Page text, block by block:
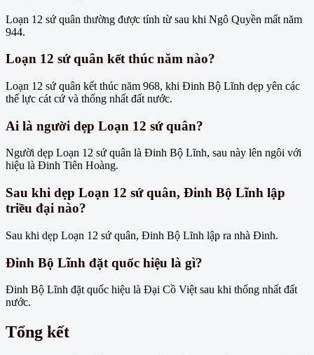
Loạn 12 sứ quân thường được tính từ sau khi Ngô Quyền mất năm
944.
Loạn 12 sứ quân kết thúc năm nào?
Loạn 12 sứ quân kết thúc năm 968, khi Đinh Bộ Lĩnh dẹp yên các
thế lực cát cứ và thống nhất đất nước.
Ai là người dẹp Loạn 12 sứ quân?
Người dẹp Loạn 12 sứ quân là Đinh Bộ Lĩnh, sau này lên ngôi với
hiệu là Đinh Tiên Hoàng.
Sau khi dẹp Loạn 12 sứ quân, Đinh Bộ Lĩnh lập
triều đại nào?
Sau khi dẹp Loạn 12 sứ quân, Đinh Bộ Lĩnh lập ra nhà Đinh.
Đinh Bộ Lĩnh đặt quốc hiệu là gì?
Đinh Bộ Lĩnh đặt quốc hiệu là Đại Cồ Việt sau khi thống nhất đất
nước.
Tổng kết